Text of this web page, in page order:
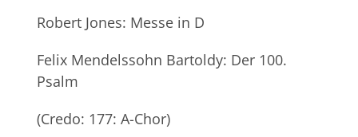
Robert Jones: Messe in D
Felix Mendelssohn Bartoldy: Der 100.
Psalm
(Credo: 177: A-Chor)